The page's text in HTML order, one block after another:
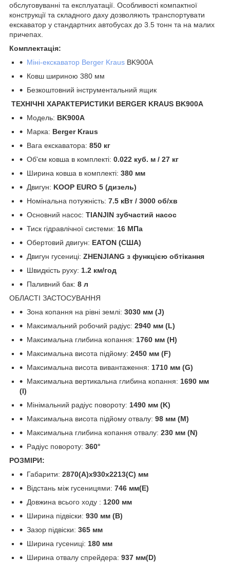
обслуговуванні та експлуатації. Особливості компактної
конструкції та складного даху дозволяють транспортувати
екскаватор у стандартних автобусах до 3.5 тонн та на малих
причепах.
Комплектація:
Міні-екскаватор Berger Kraus BK900A
Ковш шириною 380 мм
Безкоштовний інструментальний ящик
ТЕХНІЧНІ ХАРАКТЕРИСТИКИ BERGER KRAUS BK900A
Модель: BK900A
Марка: Berger Kraus
Вага екскаватора: 850 кг
Об'єм ковша в комплекті: 0.022 куб. м / 27 кг
Ширина ковша в комплекті: 380 мм
Двигун: KOOP EURO 5 (дизель)
Номінальна потужність: 7.5 кВт / 3000 об/хв
Основний насос: TIANJIN зубчастий насос
Тиск гідравлічної системи: 16 МПа
Обертовий двигун: EATON (США)
Двигун гусениці: ZHENJIANG з функцією обтікання
Швидкість руху: 1.2 км/год
Паливний бак: 8 л
ОБЛАСТІ ЗАСТОСУВАННЯ
Зона копання на рівні землі: 3030 мм (J)
Максимальний робочий радіус: 2940 мм (L)
Максимальна глибина копання: 1760 мм (H)
Максимальна висота підйому: 2450 мм (F)
Максимальна висота вивантаження: 1710 мм (G)
Максимальна вертикальна глибина копання: 1690 мм
(I)
Мінімальний радіус повороту: 1490 мм (K)
Максимальна висота підйому отвалу: 98 мм (M)
Максимальна глибина копання отвалу: 230 мм (N)
Радіус повороту: 360°
РОЗМІРИ:
Габарити: 2870(A)x930x2213(C) мм
Відстань між гусеницями: 746 мм(E)
Довжина всього ходу : 1200 мм
Ширина підвіски: 930 мм (B)
Зазор підвіски: 365 мм
Ширина гусениці: 180 мм
Ширина отвалу спрейдера: 937 мм(D)